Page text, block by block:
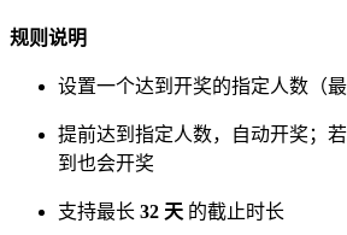
规则说明
设置一个达到开奖的指定人数（最
提前达到指定人数，自动开奖；
到也会开奖
支持最长 32 天 的截止时长